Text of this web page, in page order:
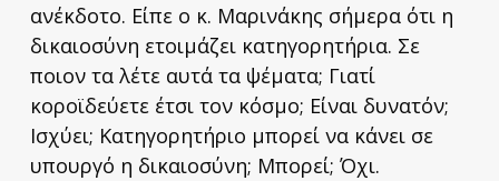
ανέκδοτο. Είπε ο κ. Μαρινάκης σήμερα ότι η
δικαιοσύνη ετοιμάζει κατηγορητήρια. Σε
ποιον τα λέτε αυτά τα ψέματα; Γιατί
κοροϊδεύετε έτσι τον κόσμο; Είναι δυνατόν;
Ισχύει; Κατηγορητήριο μπορεί να κάνει σε
υπουργό η δικαιοσύνη; Μπορεί; Όχι.